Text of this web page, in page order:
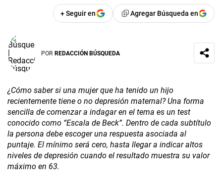
+ Seguir en Agregar Búsqueda en
POR REDACCIÓN BÚSQUEDA
¿Cómo saber si una mujer que ha tenido un hijo
recientemente tiene o no depresión maternal? Una forma
sencilla de comenzar a indagar en el tema es un test
conocido como “Escala de Beck”. Dentro de cada subtítulo
la persona debe escoger una respuesta asociada al
puntaje. El mínimo será cero, hasta llegar a indicar altos
niveles de depresión cuando el resultado muestra su valor
máximo en 63.